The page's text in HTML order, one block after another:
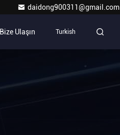
daidong900311@gmail.com
Bize Ulaşın Turkish